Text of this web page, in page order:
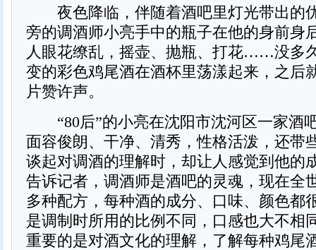
夜色降临，伴随着酒吧里灯光带出的
旁的调酒师小亮手中的瓶子在他的身前身
人眼花缭乱，摇壶、抛瓶、打花……没多
变的彩色鸡尾酒在酒杯里荡漾起来，之后
片赞许声。
“80后”的小亮在沈阳市沈河区一家酒
面容俊朗、干净、清秀，性格活泼，还带
谈起对调酒的理解时，却让人感觉到他的
告诉记者，调酒师是酒吧的灵魂，现在全
多种配方，每种酒的成分、口味、颜色都
是调制时所用的比例不同，口感也大不相
重要的是对酒文化的理解，了解每种鸡尾